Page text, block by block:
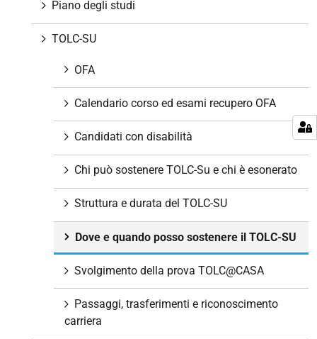
Piano degli studi
TOLC-SU
OFA
Calendario corso ed esami recupero OFA
Candidati con disabilità
Chi può sostenere TOLC-Su e chi è esonerato
Struttura e durata del TOLC-SU
Dove e quando posso sostenere il TOLC-SU
Svolgimento della prova TOLC@CASA
Passaggi, trasferimenti e riconoscimento
carriera